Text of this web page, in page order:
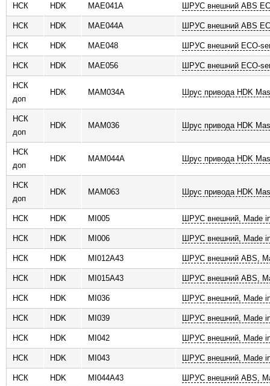
НСК HDK MAE041A ШРУС внешний ABS
НСК HDK MAE044A ШРУС внешний ABS
НСК HDK MAE048 ШРУС внешний ECO-
НСК HDK MAE056 ШРУС внешний ECO-
НСК
доп
HDK MAM034A Шрус привода HDK
НСК
доп
HDK MAM036 Шрус привода HDK
НСК
доп
HDK MAM044A Шрус привода HDK
НСК
доп
HDK MAM063 Шрус привода HDK
НСК HDK MI005 ШРУС внешний, Made
НСК HDK MI006 ШРУС внешний, Made
НСК HDK MI012A43 ШРУС внешний ABS,
НСК HDK MI015A43 ШРУС внешний ABS,
НСК HDK MI036 ШРУС внешний, Made
НСК HDK MI039 ШРУС внешний, Made
НСК HDK MI042 ШРУС внешний, Made
НСК HDK MI043 ШРУС внешний, Made
НСК HDK MI044A43 ШРУС внешний ABS,